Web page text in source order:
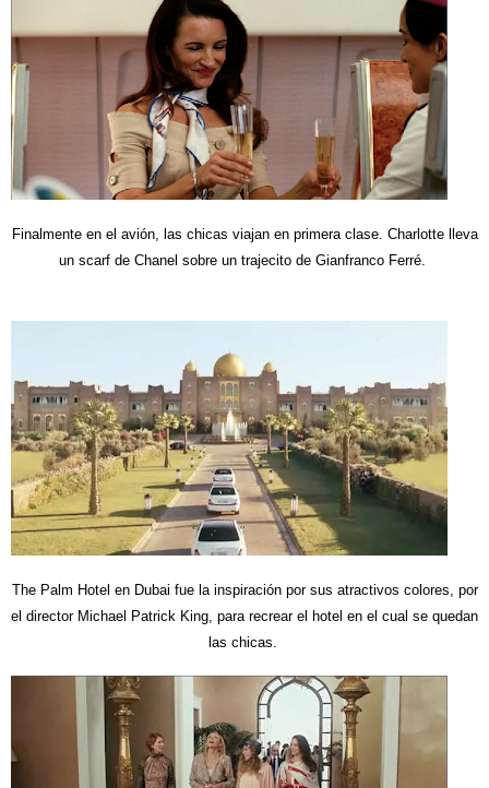
Finalmente en el avión, las chicas viajan en primera clase. Charlotte lleva
un scarf de Chanel sobre un trajecito de Gianfranco Ferré.
The Palm Hotel en Dubai fue la inspiración por sus atractivos colores, por
el director Michael Patrick King, para recrear el hotel en el cual se quedan
las chicas.